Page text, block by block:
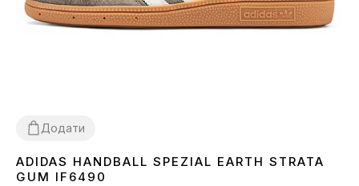
Додати
36 3738 394041424345
ADIDAS HANDBALL SPEZIAL EARTH STRATA
GUM IF6490